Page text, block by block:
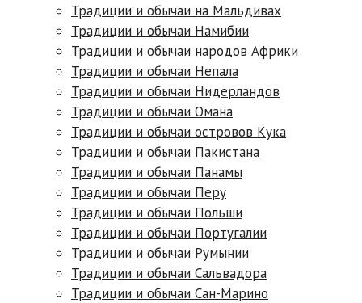
Традиции и обычаи на Мальдивах
Традиции и обычаи Намибии
Традиции и обычаи народов Африки
Традиции и обычаи Непала
Традиции и обычаи Нидерландов
Традиции и обычаи Омана
Традиции и обычаи островов Кука
Традиции и обычаи Пакистана
Традиции и обычаи Панамы
Традиции и обычаи Перу
Традиции и обычаи Польши
Традиции и обычаи Португалии
Традиции и обычаи Румынии
Традиции и обычаи Сальвадора
Традиции и обычаи Сан-Марино